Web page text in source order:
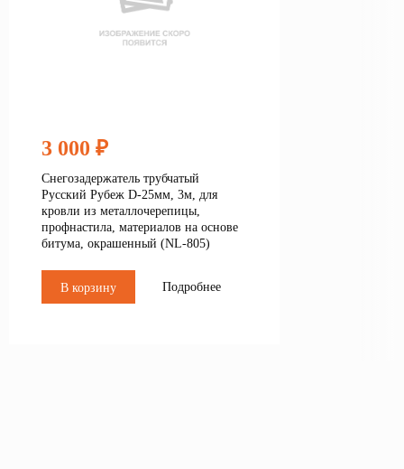
3 000 ₽
Снегозадержатель трубчатый
Русский Рубеж D-25мм, 3м, для
кровли из металлочерепицы,
профнастила, материалов на основе
битума, окрашенный (NL-805)
В корзину Подробнее